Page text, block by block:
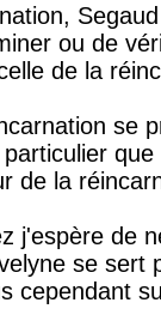
ou de
de la
se
de la
j'espère de
se sert
cependant